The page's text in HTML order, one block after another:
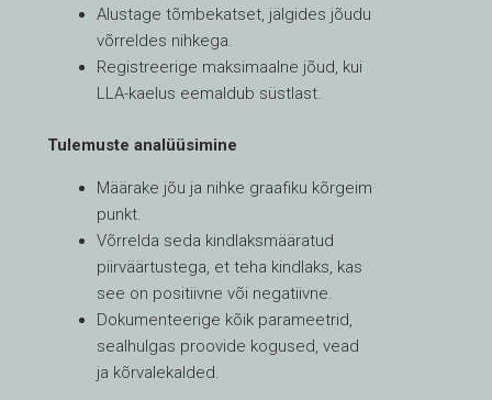
Alustage tõmbekatset, jälgides jõudu
võrreldes nihkega.
Registreerige maksimaalne jõud, kui
LLA-kaelus eemaldub süstlast.
Tulemuste analüüsimine
Määrake jõu ja nihke graafiku kõrgeim
punkt.
Võrrelda seda kindlaksmääratud
piirväärtustega, et teha kindlaks, kas
see on positiivne või negatiivne.
Dokumenteerige kõik parameetrid,
sealhulgas proovide kogused, vead
ja kõrvalekalded.